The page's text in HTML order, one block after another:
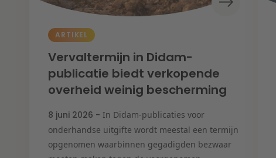
ARTIKEL
Vervaltermijn in Didam-
publicatie biedt verkopende
overheid weinig bescherming
8 juni 2026 - In Didam-publicaties voor
onderhandse uitgifte wordt meestal een termijn
opgenomen waarbinnen gegadigden bezwaar